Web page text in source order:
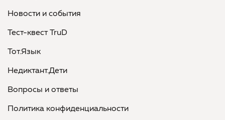
Новости и события
Тест-квест TruD
Тот.Язык
Недиктант.Дети
Вопросы и ответы
Политика конфиденциальности